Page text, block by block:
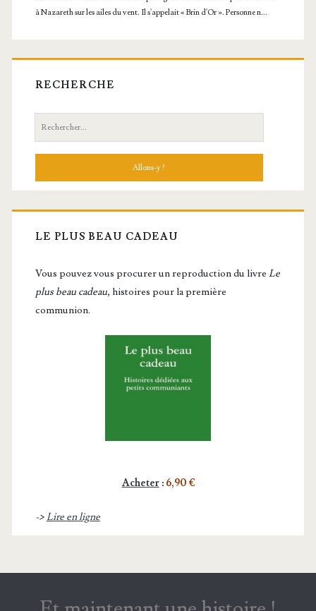
RECHERCHE
Recherche:
LE PLUS BEAU CADEAU
Vous pou­vez vous pro­cu­rer un repro­duc­tion du livre Le
plus beau cadeau, histoires pour la première
communion.
Acheter: 6,90 €
->Lire en ligne